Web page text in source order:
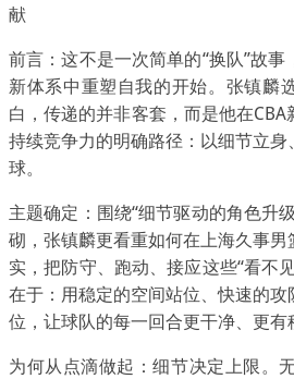
献
前言：这不是一次简单的“换队”故
新体系中重塑自我的开始。张镇麟
白，传递的并非客套，而是他在
持续竞争力的明确路径：以细节立
球。
主题确定：围绕“细节驱动的角色升
砌，张镇麟更看重如何在上海久事
实，把防守、跑动、接应这些“看不
在于：用稳定的空间站位、快速的
位，让球队的每一回合更干净、更有
为何从点滴做起：细节决定上限。